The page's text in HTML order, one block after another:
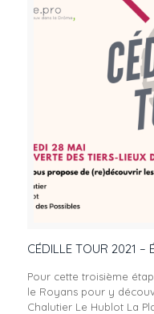
CÉDILLE TOUR 2021
Pour cette troisième
le Royans pour y
Chalutier Le Hublot La